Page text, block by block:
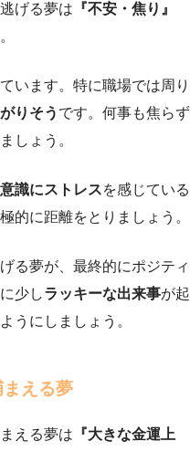
げる夢は 『不安・焦り』
います。特に職場では周り
りそう です。何事も焦らず
しょう。
識にストレスを感じている
的に距離をとりましょう。
る夢が、最終的にポジティ
少しラッキーな出来事が起
うにしましょう。
える夢
える夢は 『大きな金運上